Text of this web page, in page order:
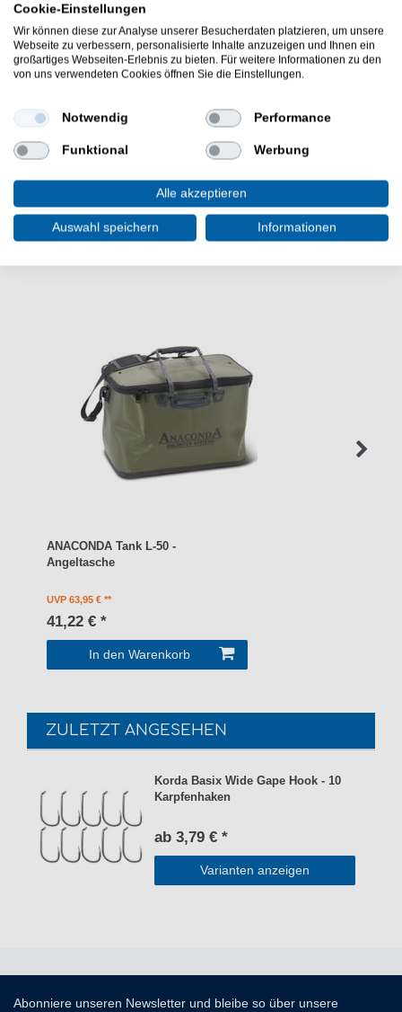
scharfe Hakenspitze
mit Widerhaken
Lieferumfang: 10 Haken in gewählter Größe
Die Korda Basix Wide Gape Hook 10 Karpfenhaken
Angelzubehör für das Ansitzangeln mit verschiedenen
WEITERE INTERESSANTE ARTIKEL
ANACONDA Tank L-50 -
Angeltasche
UVP 63,95 €
41,22 € *
In den Warenkorb
ZULETZT ANGESEHEN
Korda Basix Wide Gape Hook - 10
Karpfenhaken
ab 3,79 € *
Varianten anzeigen
Abonniere unseren Newsletter und bleibe so über unsere
Cookie-Einstellungen
Wir können diese zur Analyse unserer Besucherdaten platzieren, um unsere
Webseite zu verbessern, personalisierte Inhalte anzuzeigen und Ihnen ein
großartiges Webseiten-Erlebnis zu bieten. Für weitere Informationen zu den
von uns verwendeten Cookies öffnen Sie die Einstellungen.
Notwendig Performance
Funktional Werbung
Alle akzeptieren
Auswahl speichern Informationen